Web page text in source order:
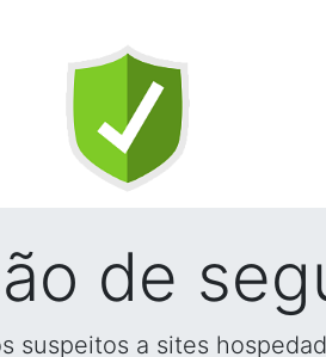
de
suspeitos a sites